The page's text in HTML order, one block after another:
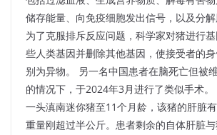
储存能量、向免疫细胞发出信号，以及分解
为了克服排斥反应问题，科学家对猪进行
些人类基因并删除其他基因，使接受者的
别为异物。 另一名中国患者在脑死亡但被
的情况下，于2024年3月进行了类似手术。
一头滇南迷你猪至11个月龄，该猪的肝脏
重量刚超过半公斤。患者剩余的自体肝脏与